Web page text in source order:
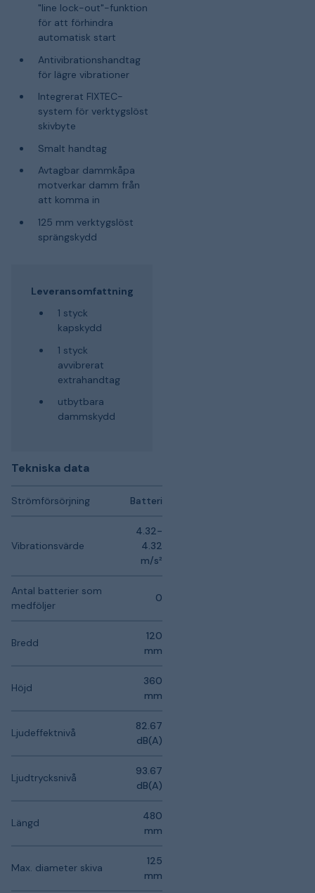
"line lock-out"-funktion
för att förhindra
automatisk start
Antivibrationshandtag
för lägre vibrationer
Integrerat FIXTEC-
system för verktygslöst
skivbyte
Smalt handtag
Avtagbar dammkåpa
motverkar damm från
att komma in
125 mm verktygslöst
sprängskydd
Leveransomfattning
1 styck
kapskydd
1 styck
avvibrerat
extrahandtag
utbytbara
dammskydd
Tekniska data
Strömförsörjning Batteri
Vibrationsvärde
4.32-
4.32
m/s²
Antal batterier som
medföljer
0
Bredd
120
mm
Höjd
360
mm
Ljudeffektnivå
82.67
dB(A)
Ljudtrycksnivå
93.67
dB(A)
Längd
480
mm
Max. diameter skiva
125
mm